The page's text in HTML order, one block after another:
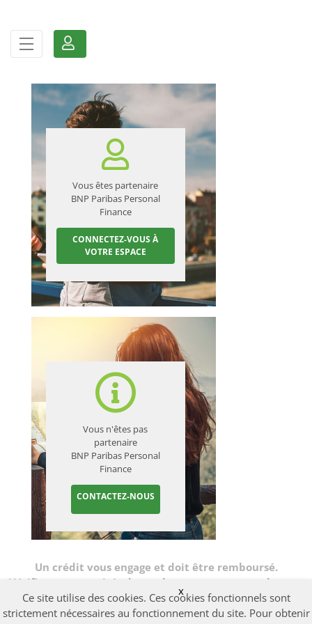
Accueil
Vous êtes partenaire
BNP Paribas Personal
Finance
CONNECTEZ-VOUS À
VOTRE ESPACE
Vous n'êtes pas
partenaire
BNP Paribas Personal
Finance
CONTACTEZ-NOUS
Un crédit vous engage et doit être remboursé.
Vérifiez vos capacités de remboursement avant de vous
engager.
Ce site utilise des cookies. Ces cookies fonctionnels sont
strictement nécessaires au fonctionnement du site. Pour obtenir
x